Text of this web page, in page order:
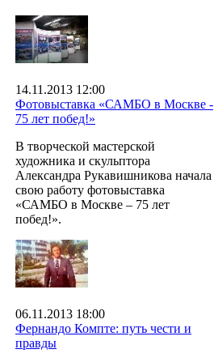
14.11.2013 12:00
Фотовыставка «САМБО в Москве -
75 лет побед!»
В творческой мастерской
художника и скульптора
Александра Рукавишникова начала
свою работу фотовыставка
«САМБО в Москве – 75 лет
побед!».
06.11.2013 18:00
Фернандо Компте: путь чести и
правды